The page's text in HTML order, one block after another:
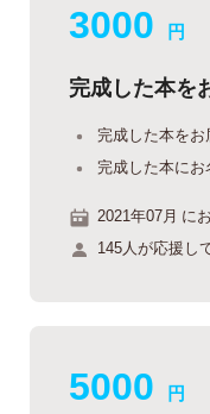
3000 円
完成した本を
完成した本をお
完成した本に
2021年07月 に
145人が応援し
5000 円